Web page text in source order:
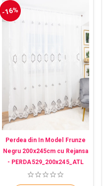
-16%
Perdea din In Model Frunze
Negru 200x245cm cu Rejansa
- PERDA529_200x245_ATL